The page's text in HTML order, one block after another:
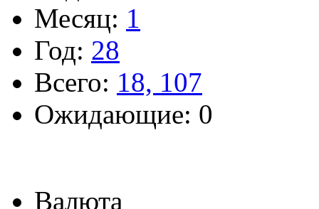
Месяц: 1
Год: 28
Всего: 18, 107
Ожидающие: 0
Валюта